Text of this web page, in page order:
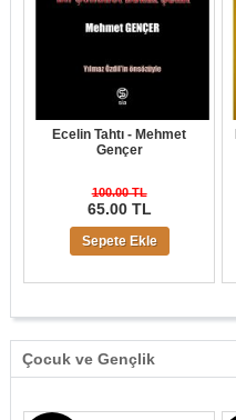
Ecelin Tahtı - Mehmet
Gençer
100.00 TL
65.00 TL
Sepete Ekle
Çocuk ve Gençlik